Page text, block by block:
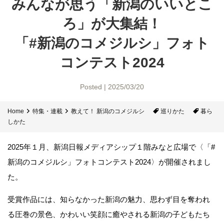
みんなが思う
「新潟のいいとこ
ろ」が大集結！
「#新潟のコメジルシ」 フォト
コンテスト2024
Posted | 2025/03/20
Home 特集・連載 教えて！ 新潟のコメジルシ 巡りかた
暮ら
しかた
2025年１月、新潟日報メディアシップ１階みなと広場で〈「#
新潟のコメジルシ」フォトコンテスト2024〉が開催されまし
た。
受賞作品には、知らなかった新潟の魅力、思わず目を奪われ
る圧巻の景色、かわいい笑顔に癒やされる新潟の子どもたち